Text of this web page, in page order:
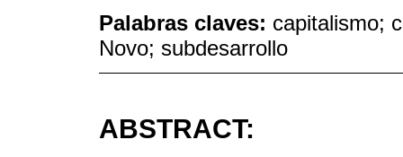
Palabras claves: capitalismo;
Novo; subdesarrollo
ABSTRACT: